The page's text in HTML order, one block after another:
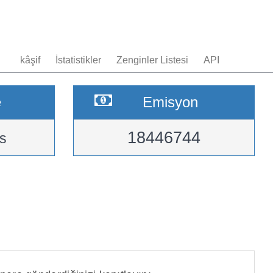
kâşif İstatistikler Zenginler Listesi API
Emisyon
18446744